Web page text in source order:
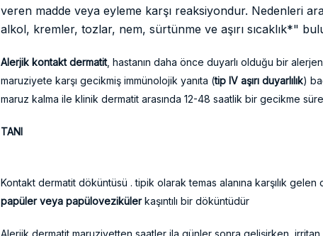
veren madde veya eyleme karşı reaksiyondur. Nedenleri
alkol, kremler, tozlar, nem, sürtünme ve aşırı sıcaklık*"
Alerjik kontakt dermatit, hastanın daha önce duyarlı olduğu bir
maruziyete karşı gecikmiş immünolojik yanıta (tip IV aşırı duyarlılık)
maruz kalma ile klinik dermatit arasında 12-48 saatlik bir gecikme
TANI
Kontakt dermatit döküntüsü . tipik olarak temas alanına karşılık
papüler veya papülovezikülerkaşıntılı bir döküntüdür
Alerjik dermatit maruziyetten saatler ila günler sonra gelişirken,